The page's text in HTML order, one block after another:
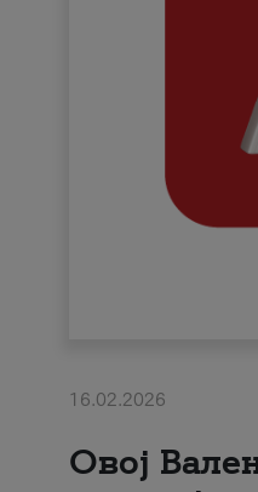
16.02.2026
Овој